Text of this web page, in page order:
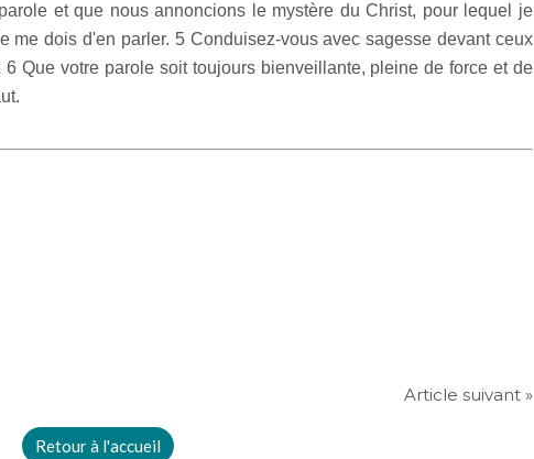
et que nous annoncions le mystère du Christ, pour lequel je
me dois d'en parler. 5 Conduisez-vous avec sagesse devant ceux
Que votre parole soit toujours bienveillante, pleine de force et de
Article suivant »
Retour à l'accueil